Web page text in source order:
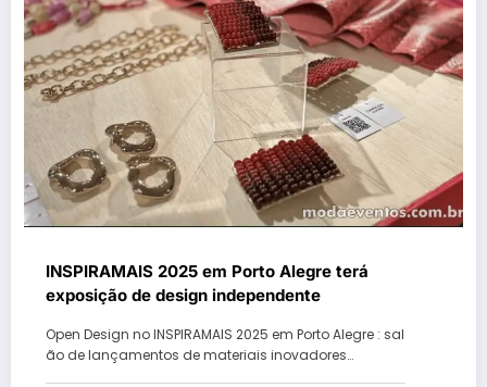
INSPIRAMAIS 2025 em Porto Alegre terá
exposição de design independente
Open Design no INSPIRAMAIS 2025 em Porto Alegre : sal
ão de lançamentos de materiais inovadores…